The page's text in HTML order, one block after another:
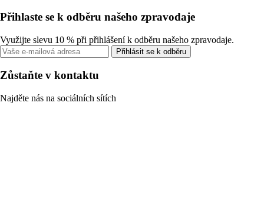
Přihlaste se k odběru našeho zpravodaje
Využijte slevu 10 % při přihlášení k odběru našeho zpravodaje.
Přihlásit se k odběru
Zůstaňte v kontaktu
Najděte nás na sociálních sítích